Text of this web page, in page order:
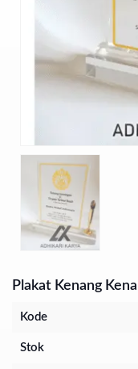
Plakat Kenang
Kode
Stok